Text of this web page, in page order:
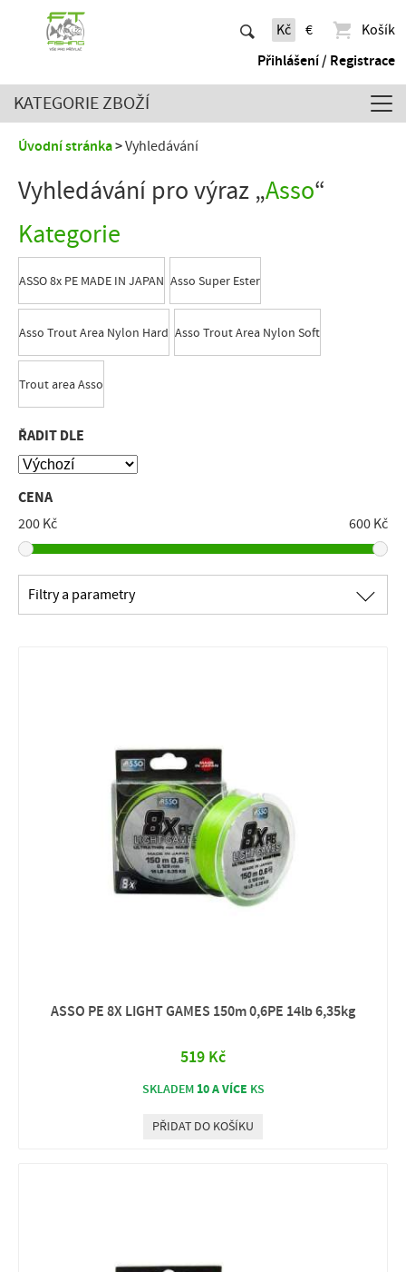
Kč €
Košík
Přihlášení / Registrace
KATEGORIE ZBOŽÍ
Úvodní stránka Vyhledávání
Vyhledávání pro výraz „Asso“
Kategorie
ASSO 8x PE MADE IN JAPAN Asso Super Ester
Asso Trout Area Nylon Hard Asso Trout Area Nylon Soft
Trout area Asso
ŘADIT DLE
CENA
200 Kč
600 Kč
Filtry a parametry ∟
ASSO PE 8X LIGHT GAMES 150m 0,6PE 14lb 6,35kg
519 Kč
SKLADEM 10 A VÍCE KS
PŘIDAT DO KOŠÍKU